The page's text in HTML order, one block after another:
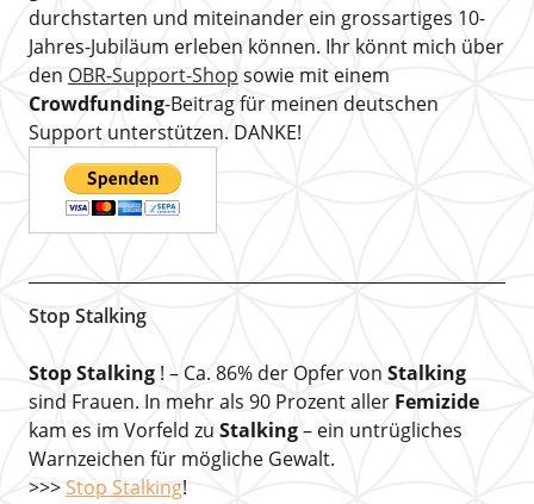
durchstarten und miteinander ein grossartiges 10-
Jahres-Jubiläum erleben können. Ihr könnt mich über
den OBR-Support-Shop sowie mit einem
Crowdfunding-Beitrag für meinen deutschen
Support unterstützen. DANKE!
Stop Stalking
Stop Stalking! – Ca. 86% der Opfer von Stalking
sind Frauen. In mehr als 90 Prozent aller Femizide
kam es im Vorfeld zu Stalking– ein untrügliches
Warnzeichen für mögliche Gewalt.
>>> Stop Stalking!